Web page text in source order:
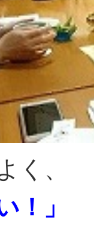
く、
！」